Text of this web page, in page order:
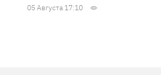
05 Августа 17:10